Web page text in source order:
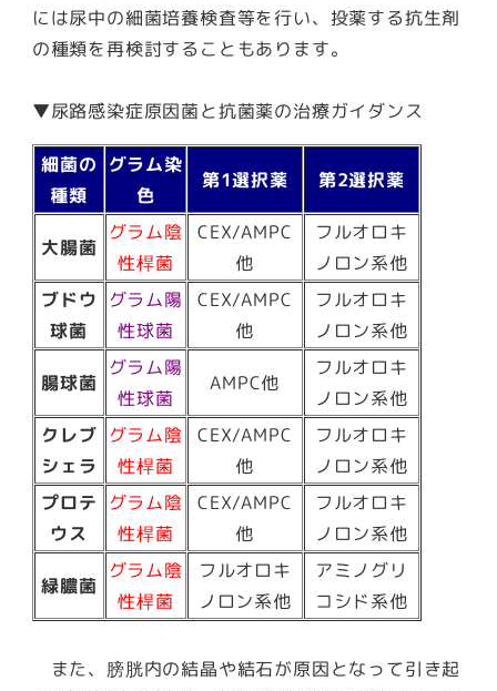
には尿中の細菌培養検査等を行い、投薬する抗生剤
の種類を再検討することもあります。
▼尿路感染症原因菌と抗菌薬の治療ガイダンス
細菌の
種類
グラム染
色
第1選択薬 第2選択薬
大腸菌
グラム陰
性桿菌
CEX/AMPC
他
フルオロキ
ノロン系他
ブドウ
球菌
グラム陽
性球菌
CEX/AMPC
他
フルオロキ
ノロン系他
腸球菌
グラム陽
性球菌
AMPC他
フルオロキ
ノロン系他
クレブ
シェラ
グラム陰
性桿菌
CEX/AMPC
他
フルオロキ
ノロン系他
プロテ
ウス
グラム陰
性桿菌
CEX/AMPC
他
フルオロキ
ノロン系他
緑膿菌
グラム陰
性桿菌
フルオロキ
ノロン系他
アミノグリ
コシド系他
また、膀胱内の結晶や結石が原因となって引き起